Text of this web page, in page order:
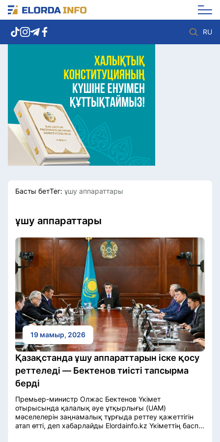
RU
Елорда жаңалықтары
Көзқарас
Саясат
Видео
Әлеумет
Экономика
Спорт
Мәдениет
Басты бетТег: ұшу аппараттары
ұшу аппараттары
19 мамыр, 2026
Қазақстанда ұшу аппараттарын іске қосу
реттеледі — Бектенов тиісті тапсырма
берді
Премьер-министр Олжас Бектенов Үкімет
отырысында қалалық әуе ұтқырлығы (UAM)
мәселелерін заңнамалық тұрғыда реттеу қажеттігін
атап өтті, деп хабарлайды Elordainfo.kz Үкіметтің басп...